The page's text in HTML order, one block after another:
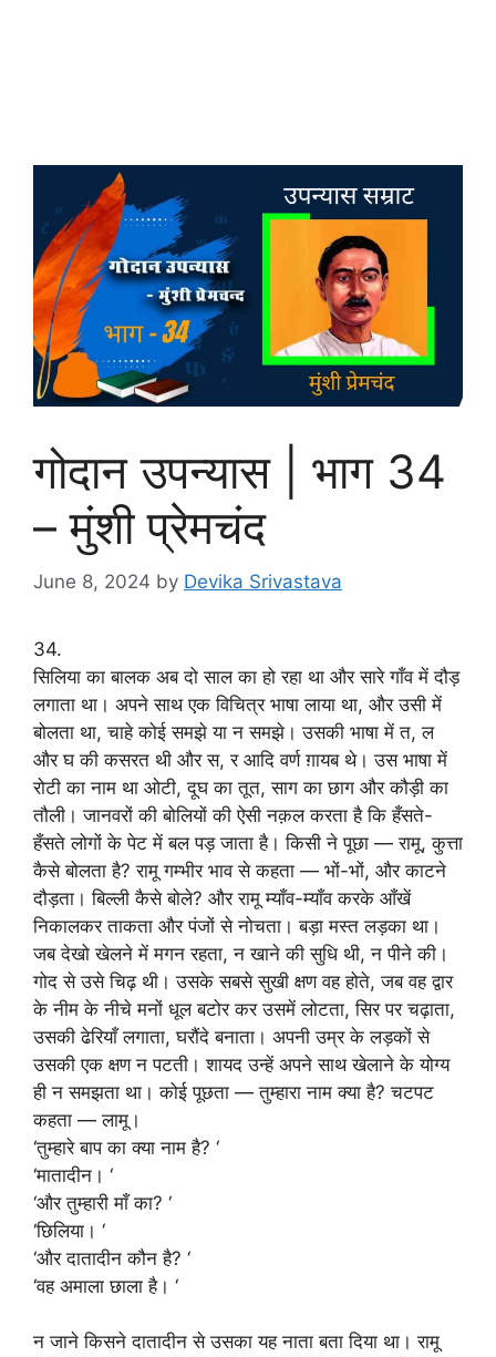
गोदान उपन्यास | भाग 34
– मुंशी प्रेमचंद
June 8, 2024 by Devika Srivastava
34.
सिलिया का बालक अब दो साल का हो रहा था और सारे गाँव में दौड़
लगाता था। अपने साथ एक विचित्र भाषा लाया था, और उसी में
बोलता था, चाहे कोई समझे या न समझे। उसकी भाषा में त, ल
और घ की कसरत थी और स, र आदि वर्ण ग़ायब थे। उस भाषा में
रोटी का नाम था ओटी, दूघ का तूत, साग का छाग और कौड़ी का
तौली। जानवरों की बोलियों की ऐसी नक़ल करता है कि हँसते-
हँसते लोगों के पेट में बल पड़ जाता है। किसी ने पूछा — रामू, कुत्ता
कैसे बोलता है? रामू गम्भीर भाव से कहता — भों-भों, और काटने
दौड़ता। बिल्ली कैसे बोले? और रामू म्याँव-म्याँव करके आँखें
निकालकर ताकता और पंजों से नोचता। बड़ा मस्त लड़का था।
जब देखो खेलने में मगन रहता, न खाने की सुधि थी, न पीने की।
गोद से उसे चिढ़ थी। उसके सबसे सुखी क्षण वह होते, जब वह द्वार
के नीम के नीचे मनों धूल बटोर कर उसमें लोटता, सिर पर चढ़ाता,
उसकी ढेरियाँ लगाता, घरौंदे बनाता। अपनी उम्र के लड़कों से
उसकी एक क्षण न पटती। शायद उन्हें अपने साथ खेलाने के योग्य
ही न समझता था। कोई पूछता — तुम्हारा नाम क्या है? चटपट
कहता — लामू।
‘तुम्हारे बाप का क्या नाम है? ‘
‘मातादीन। ‘
‘और तुम्हारी माँ का? ‘
‘छिलिया। ‘
‘और दातादीन कौन है? ‘
‘वह अमाला छाला है। ‘
न जाने किसने दातादीन से उसका यह नाता बता दिया था। रामू